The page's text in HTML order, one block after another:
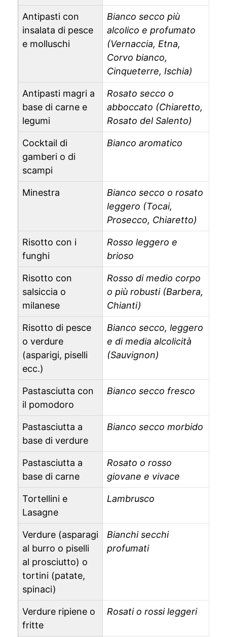
Antipasti con
insalata di pesce
e molluschi
Bianco secco più
alcolico e profumato
(Vernaccia, Etna,
Corvo bianco,
Cinqueterre, Ischia)
Antipasti magri a
base di carne e
legumi
Rosato secco o
abboccato (Chiaretto,
Rosato del Salento)
Cocktail di
gamberi o di
scampi
Bianco aromatico
Minestra
Bianco secco o rosato
leggero (Tocai,
Prosecco, Chiaretto)
Risotto con i
funghi
Rosso leggero e
brioso
Risotto con
salsiccia o
milanese
Rosso di medio corpo
o più robusti (Barbera,
Chianti)
Risotto di pesce
o verdure
(asparigi, piselli
ecc.)
Bianco secco, leggero
e di media alcolicità
(Sauvignon)
Pastasciutta con
il pomodoro
Bianco secco fresco
Pastasciutta a
base di verdure
Bianco secco morbido
Pastasciutta a
base di carne
Rosato o rosso
giovane e vivace
Tortellini e
Lasagne
Lambrusco
Verdure (asparagi
al burro o piselli
al prosciutto) o
tortini (patate,
spinaci)
Bianchi secchi
profumati
Verdure ripiene o
fritte
Rosati o rossi leggeri